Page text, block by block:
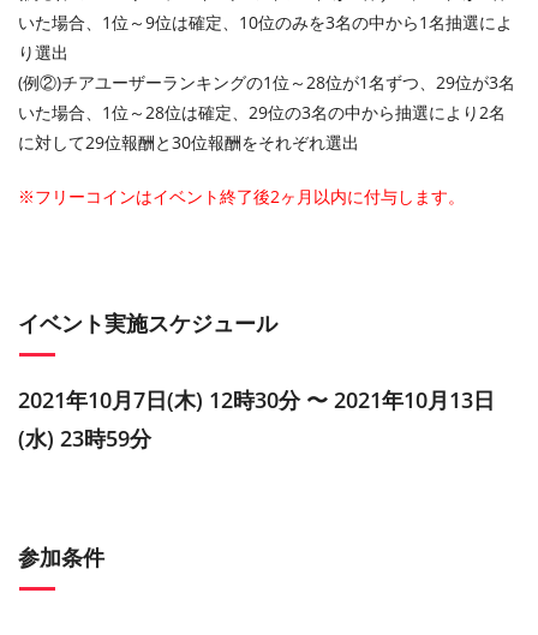
いた場合、1位～9位は確定、10位のみを3名の中から1名抽選によ
り選出
(例②)チアユーザーランキングの1位～28位が1名ずつ、29位が3名
いた場合、1位～28位は確定、29位の3名の中から抽選により2名
に対して29位報酬と30位報酬をそれぞれ選出
※フリーコインはイベント終了後2ヶ月以内に付与します。
イベント実施スケジュール
2021年10月7日(木) 12時30分 〜 2021年10月13日
(水) 23時59分
参加条件